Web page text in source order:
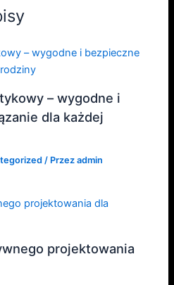
– wygodne i
dla każdej
/ Przezadmin
projektowania